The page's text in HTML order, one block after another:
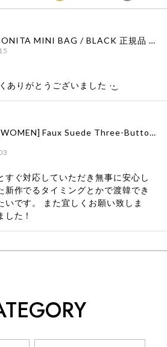
[as”on] BONITA MINI BAG / BLACK 正規品 韓国ブランド 韓国通販 韓国代行 韓国ファッション as on ason エズオン アズオン
ありがとうございました‪ ·͜·
[COOR][WOMEN] Faux Suede Three-Button Blazer (Dark Brown) 正規品 韓国ブランド 韓国通販 韓国代行 韓国ファッション クール クーア クアー 日本 店舗
すぐ対応していただき無事に安心し
新作でるタイミングとかで渡韓でき
いです。 また宜しくお願い致しま
た！
ップの問い合わせも返事がはやくて